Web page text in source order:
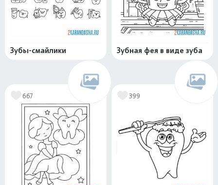
Зубы-смайлики Зубная фея в виде зуба
667 399